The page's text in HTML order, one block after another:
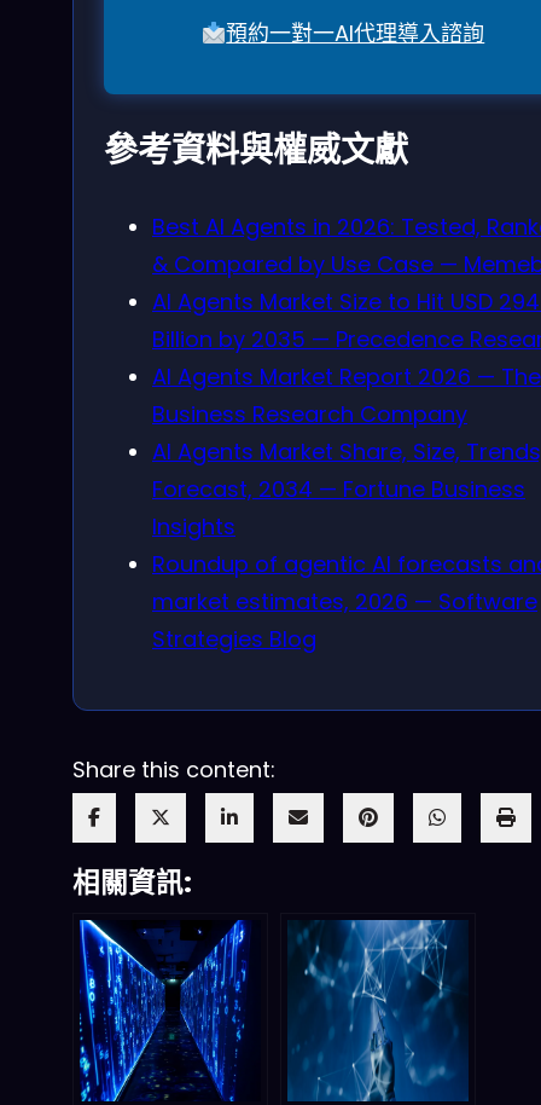
預約一對一AI代理導入諮詢
參考資料與權威文獻
Best AI Agents in 2026: Tested,
& Compared by Use Case —
AI Agents Market Size to Hit USD
Billion by 2035 — Precedence
AI Agents Market Report 2026 — The
Business Research Company
AI Agents Market Share, Size,
Forecast, 2034 — Fortune Business
Insights
Roundup of agentic AI forecasts
market estimates, 2026 — Software
Strategies Blog
Share this content:
相關資訊: